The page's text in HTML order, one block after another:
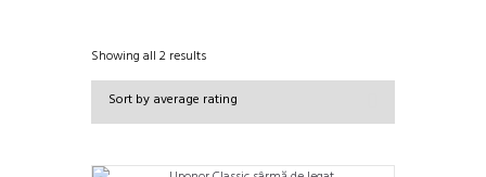
Showing all 2 resultsSorted
by
average